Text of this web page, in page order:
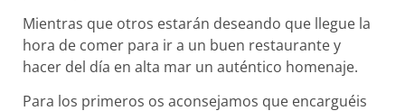
Mientras que otros estarán deseando que llegue la
hora de comer para ir a un buen restaurante y
hacer del día en alta mar un auténtico homenaje.
Para los primeros os aconsejamos que encarguéis